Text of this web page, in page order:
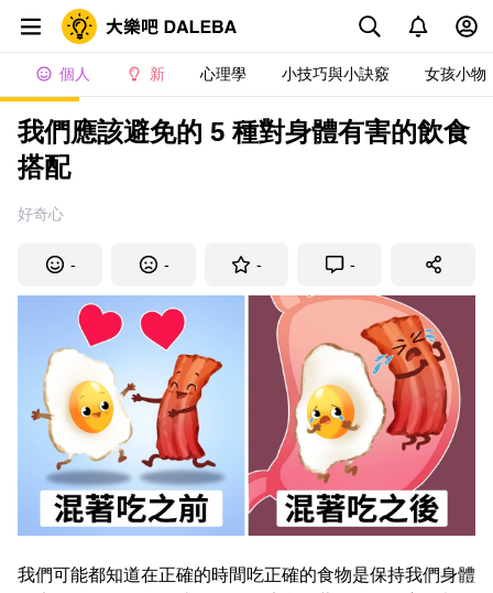
個人 新 心理學 小技巧與小訣竅 女孩小物
我們應該避免的 5 種對身體有害的飲食
搭配
好奇心
- - - -
我們可能都知道在正確的時間吃正確的食物是保持我們身體